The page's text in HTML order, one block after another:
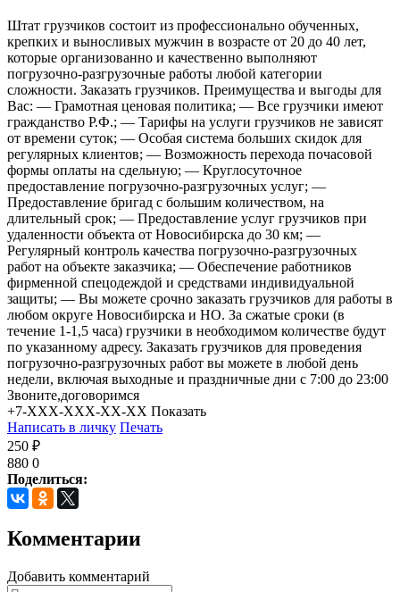
Штат грузчиков состоит из профессионально обученных,
крепких и выносливых мужчин в возрасте от 20 до 40 лет,
которые организованно и качественно выполняют
погрузочно-разгрузочные работы любой категории
сложности. Заказать грузчиков. Преимущества и выгоды для
Вас: — Грамотная ценовая политика; — Все грузчики имеют
гражданство Р.Ф.; — Тарифы на услуги грузчиков не зависят
от времени суток; — Особая система больших скидок для
регулярных клиентов; — Возможность перехода почасовой
формы оплаты на сдельную; — Круглосуточное
предоставление погрузочно-разгрузочных услуг; —
Предоставление бригад с большим количеством, на
длительный срок; — Предоставление услуг грузчиков при
удаленности объекта от Новосибирска до 30 км; —
Регулярный контроль качества погрузочно-разгрузочных
работ на объекте заказчика; — Обеспечение работников
фирменной спецодеждой и средствами индивидуальной
защиты; — Вы можете срочно заказать грузчиков для работы в
любом округе Новосибирска и НО. За сжатые сроки (в
течение 1-1,5 часа) грузчики в необходимом количестве будут
по указанному адресу. Заказать грузчиков для проведения
погрузочно-разгрузочных работ вы можете в любой день
недели, включая выходные и праздничные дни с 7:00 до 23:00
Звоните,договоримся
+7-XXX-XXX-XX-XX Показать
Написать в личку Печать
250 ₽
880 0
Поделиться:
Комментарии
Добавить комментарий